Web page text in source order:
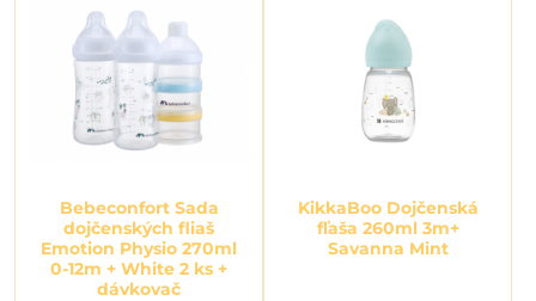
Bebeconfort Sada
dojčenských fliaš
Emotion Physio 270ml
0-12m + White 2 ks +
dávkovač
KikkaBoo Dojčenská
fľaša 260ml 3m+
Savanna Mint